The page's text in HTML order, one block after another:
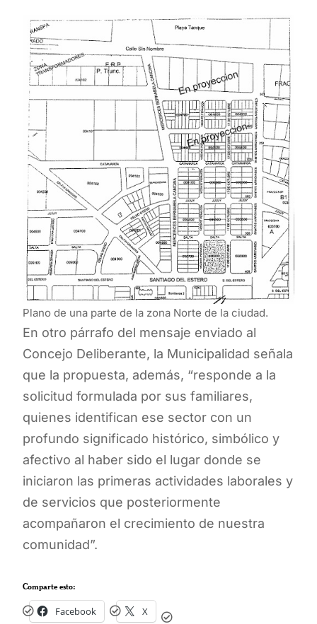
Plano de una parte de la zona Norte de la ciudad.
En otro párrafo del mensaje enviado al
Concejo Deliberante, la Municipalidad señala
que la propuesta, además, “responde a la
solicitud formulada por sus familiares,
quienes identifican ese sector con un
profundo significado histórico, simbólico y
afectivo al haber sido el lugar donde se
iniciaron las primeras actividades laborales y
de servicios que posteriormente
acompañaron el crecimiento de nuestra
comunidad”.
Comparte esto:
Facebook X